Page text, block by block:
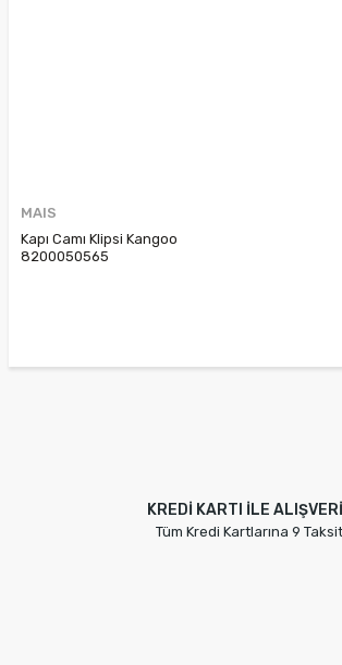
MAIS
Kapı Camı Klipsi Kangoo
8200050565
KREDİ KARTI İLE
Tüm Kredi Kartlarına 9 Taksit